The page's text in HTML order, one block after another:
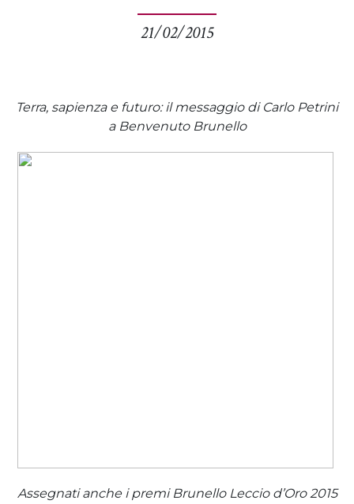
21/02/2015
Terra, sapienza e futuro: il messaggio di Carlo Petrini
a Benvenuto Brunello
Assegnati anche i premi Brunello Leccio d’Oro 2015